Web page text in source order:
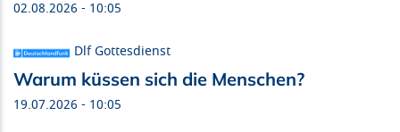
02.08.2026 - 10:05
Dlf Gottesdienst
Warum küssen sich die Menschen?
19.07.2026 - 10:05